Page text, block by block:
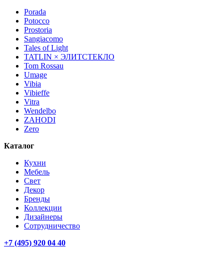
Porada
Potocco
Prostoria
Sangiacomo
Tales of Light
TATLIN × ЭЛИТСТЕКЛО
Tom Rossau
Umage
Vibia
Vibieffe
Vitra
Wendelbo
ZAHODI
Zero
Каталог
Кухни
Мебель
Свет
Декор
Бренды
Коллекции
Дизайнеры
Сотрудничество
+7 (495) 920 04 40